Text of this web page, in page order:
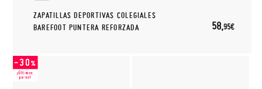
ZAPATILLAS DEPORTIVAS COLEGIALES
BAREFOOT PUNTERA REFORZADA
58,95€